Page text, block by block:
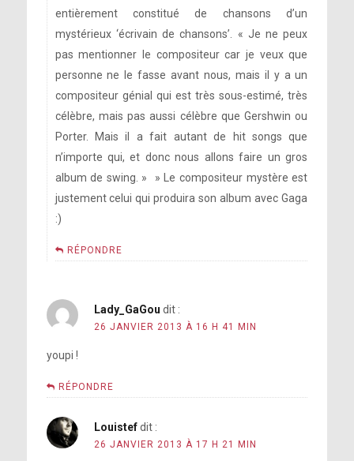
entièrement constitué de chansons d’un
mystérieux ‘écrivain de chansons’. « Je ne peux
pas mentionner le compositeur car je veux que
personne ne le fasse avant nous, mais il y a un
compositeur génial qui est très sous-estimé, très
célèbre, mais pas aussi célèbre que Gershwin ou
Porter. Mais il a fait autant de hit songs que
n’importe qui, et donc nous allons faire un gros
album de swing. » » Le compositeur mystère est
justement celui qui produira son album avec Gaga
:)
RÉPONDRE
Lady_GaGou dit :
26 JANVIER 2013 À 16 H 41 MIN
youpi !
RÉPONDRE
Louistef dit :
26 JANVIER 2013 À 17 H 21 MIN